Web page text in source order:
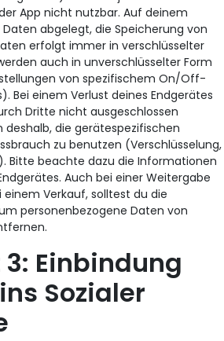
App nicht nutzbar. Auf deinem
abgelegt, die Speicherung von
erfolgt immer in verschlüsselter
auch in unverschlüsselter Form
von spezifischem On/Off-
Bei einem Verlust deines Endgerätes
Dritte nicht ausgeschlossen
deshalb, die gerätespezifischen
zu benutzen (Verschlüsselung,
Bitte beachte dazu die Informationen
Auch bei einer Weitergabe
einem Verkauf, solltest du die
personenbezogene Daten von
Einbindung
Sozialer